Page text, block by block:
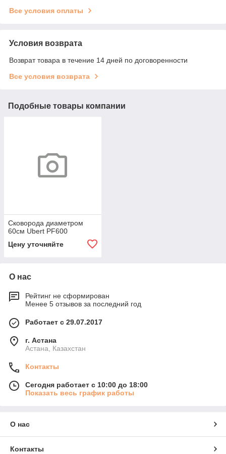
Все условия оплаты
Условия возврата
Возврат товара в течение 14 дней по договоренности
Все условия возврата
Подобные товары компании
Сковорода диаметром
60см Ubert PF600
Цену уточняйте
О нас
Рейтинг не сформирован
Менее 5 отзывов за последний год
Работает с 29.07.2017
г. Астана
Астана, Казахстан
Контакты
Сегодня работает с 10:00 до 18:00
Показать весь график работы
О нас
Контакты